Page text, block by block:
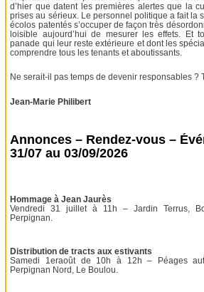
d’hier que datent les premières alertes que la
prises au sérieux. Le personnel politique a fait la
écolos patentés s’occuper de façon très
loisible aujourd’hui de mesurer les effets. Et
panade qui leur reste extérieure et dont les
comprendre tous les tenants et aboutissants.
Ne serait-il pas temps de devenir responsables ?
Jean-Marie Philibert
Annonces – Rendez-vous –
31/07 au 03/09/2026
Hommage à Jean Jaurès
Vendredi 31 juillet à 11h – Jardin Terrus,
Perpignan.
Distribution de tracts aux estivants
Samedi 1eraoût de 10h à 12h – Péages
Perpignan Nord, Le Boulou.